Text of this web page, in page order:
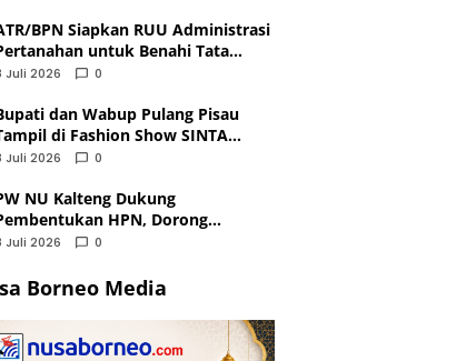
BPN Siapkan RUU Administrasi
untuk Benahi Tata
Lahan
Juli 2026 0
dan Wabup Pulang Pisau
di Fashion Show SINTA
Bintik, Angkat Budaya Lokal
Juli 2026 0
NU Kalteng Dukung
HPN, Dorong
Ekonomi Pengusaha
Juli 2026 0
Borneo Media